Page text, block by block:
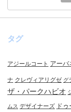
タグ
アジールコート アーバ
ナ クレヴィアリグゼ グ
ザ・パークハビオ
ムス デザイナーズ ド